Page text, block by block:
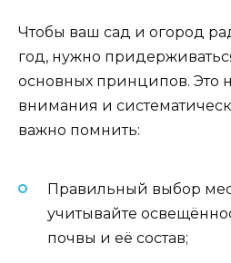
Чтобы ваш сад и огород
год, нужно
основных принципов. Это
внимания и
важно помнить:
Правильный выбор
учитывайте
почвы и её состав;